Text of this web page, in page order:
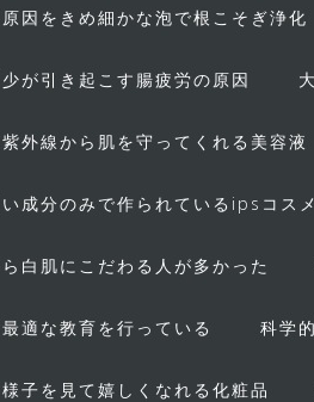
因をきめ細かな泡で根こそぎ浄化
が引き起こす腸疲労の原因
外線から肌を守ってくれる美容液
成分のみで作られているipsコス
白肌にこだわる人が多かった
適な教育を行っている 科学
子を見て嬉しくなれる化粧品